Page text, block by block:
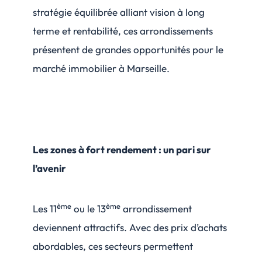
stratégie équilibrée alliant vision à long
terme et rentabilité, ces arrondissements
présentent de grandes opportunités pour le
marché immobilier à Marseille.
Les zones à fort rendement : un pari sur
l’avenir
Les 11ème ou le 13ème arrondissement
deviennent attractifs. Avec des prix d’achats
abordables, ces secteurs permettent